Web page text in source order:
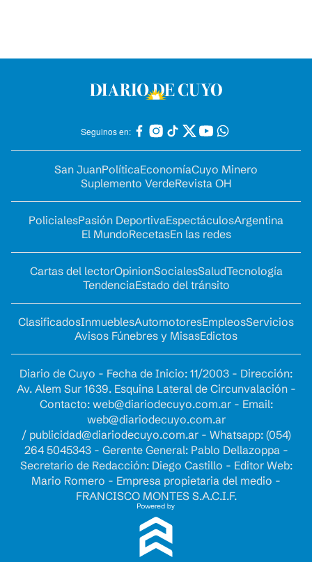
Seguinos en:
San JuanPolíticaEconomíaCuyo Minero
Suplemento VerdeRevista OH
PolicialesPasión DeportivaEspectáculosArgentina
El MundoRecetasEn las redes
Cartas del lectorOpinionSocialesSaludTecnología
TendenciaEstado del tránsito
ClasificadosInmueblesAutomotoresEmpleosServicios
Avisos Fúnebres y MisasEdictos
Diario de Cuyo - Fecha de Inicio: 11/2003 - Dirección:
Av. Alem Sur 1639. Esquina Lateral de Circunvalación -
Contacto: web@diariodecuyo.com.ar- Email:
web@diariodecuyo.com.ar
/ publicidad@diariodecuyo.com.ar- Whatsapp: (054)
264 5045343 - Gerente General: Pablo Dellazoppa -
Secretario de Redacción: Diego Castillo - Editor Web:
Mario Romero - Empresa propietaria del medio -
FRANCISCO MONTES S.A.C.I.F.